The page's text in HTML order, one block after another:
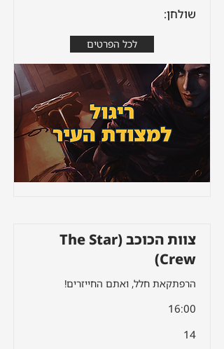
שולחן:
לכל הפרטים
צוות הכוכב (The Star
Crew)
הרפתקאת חלל, ואתם החייזרים!
16:00
14